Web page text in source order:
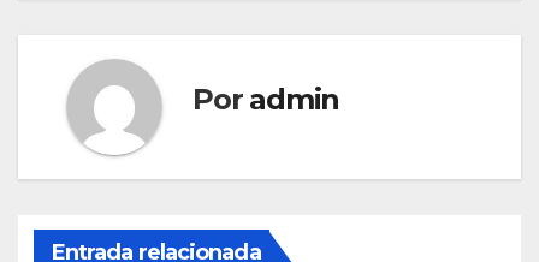
Por admin
Entrada relacionada